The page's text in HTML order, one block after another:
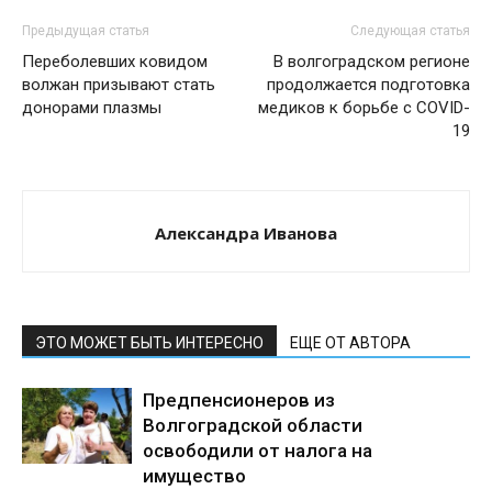
Предыдущая статья
Переболевших ковидом
волжан призывают стать
донорами плазмы
Следующая статья
В волгоградском регионе
продолжается подготовка
медиков к борьбе с COVID-
19
Александра Иванова
ЭТО МОЖЕТ БЫТЬ ИНТЕРЕСНО ЕЩЕ ОТ АВТОРА
Предпенсионеров из
Волгоградской области
освободили от налога на
имущество